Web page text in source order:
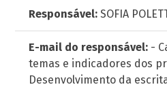
Responsável: SOFIA
E-mail do responsável: -
temas e indicadores dos
Desenvolvimento da